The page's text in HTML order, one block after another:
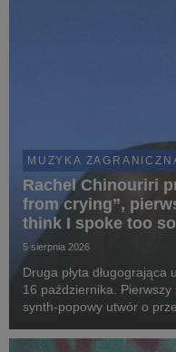
MUZYKA
Rachel Chinouriri
from crying”,
think I spoke too
5 sierpnia 2026
Druga płyta
16 października. Pierwszy
synth-popowy utwór o